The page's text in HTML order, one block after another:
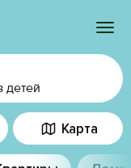
детей
Карта